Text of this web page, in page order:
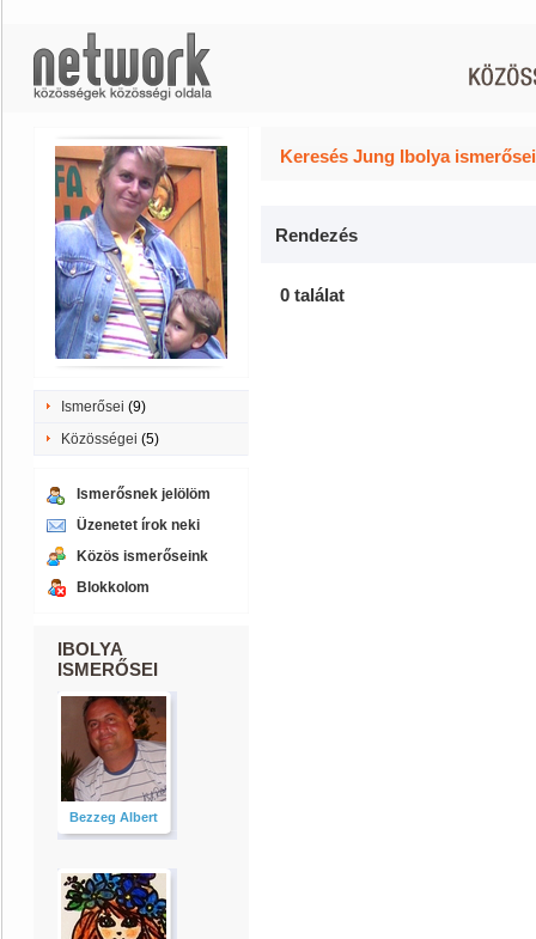
Ismerősei (9)
Közösségei (5)
Ismerősnek jelölöm
Üzenetet írok neki
Közös ismerőseink
Blokkolom
IBOLYA
ISMERŐSEI
Bezzeg Albert
Keresés Jung Ibolya
Rendezés
0 találat